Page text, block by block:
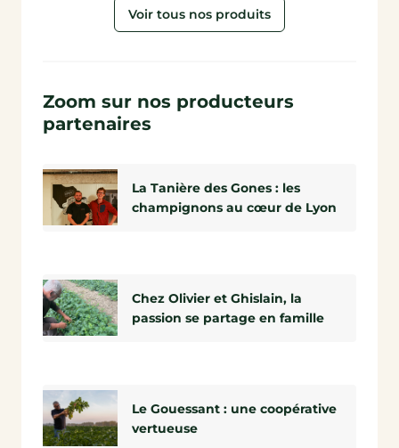
Voir tous nos produits
Zoom sur nos producteurs
partenaires
La Tanière des Gones : les
champignons au cœur de Lyon
Chez Olivier et Ghislain, la
passion se partage en famille
Le Gouessant : une coopérative
vertueuse